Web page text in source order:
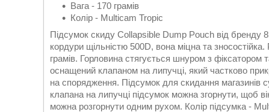
Вага - 170 грамів
Колір - Multicam Tropic
Підсумок скиду Collapsible Dump Pouch від бренду
кордури щільністю 500D, вона міцна та
грамів. Горловина стягується шнуром з фіксатором
оснащений клапаном на липучці, який частково
на спорядження. Підсумок для скидання магазинів
клапана на липучці підсумок можна згорнути, щоб
можна розгорнути одним рухом. Колір підсумка -